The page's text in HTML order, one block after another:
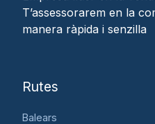
T’assessorarem en la
manera ràpida i senzilla
Rutes
Balears